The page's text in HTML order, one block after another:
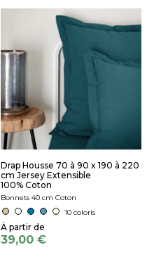
Drap Housse 70 à 90 x 190 à 220
cm Jersey Extensible
100% Coton
Bonnets 40 cm Coton
10 coloris
39,00 €